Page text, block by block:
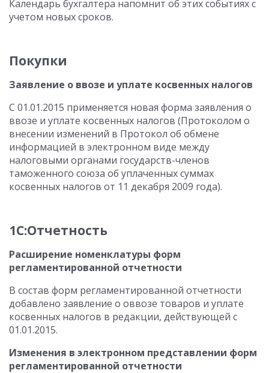
Календарь бухгалтера напомнит об этих событиях с
учетом новых сроков.
Покупки
Заявление о ввозе и уплате косвенных налогов
С 01.01.2015 применяется новая форма заявления о
ввозе и уплате косвенных налогов (Протоколом о
внесении изменений в Протокол об обмене
информацией в электронном виде между
налоговыми органами государств-членов
таможенного союза об уплаченных суммах
косвенных налогов от 11 декабря 2009 года).
1С:Отчетность
Расширение номенклатуры форм
регламентированной отчетности
В состав форм регламентированной отчетности
добавлено заявление о оввозе товаров и уплате
косвенных налогов в редакции, действующей с
01.01.2015.
Изменения в электронном представлении форм
регламентированной отчетности